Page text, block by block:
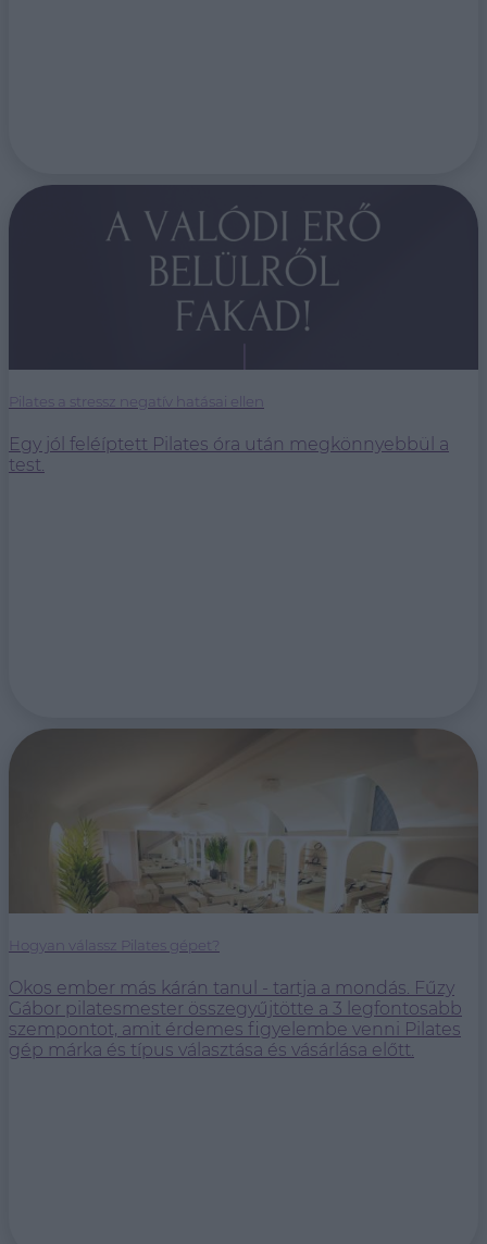
Pilates a stressz negatív hatásai ellen
Egy jól feléíptett Pilates óra után megkönnyebbül a
test.
Hogyan válassz Pilates gépet?
Okos ember más kárán tanul - tartja a mondás. Fűzy
Gábor pilatesmester összegyűjtötte a 3 legfontosabb
szempontot, amit érdemes figyelembe venni Pilates
gép márka és típus választása és vásárlása előtt.